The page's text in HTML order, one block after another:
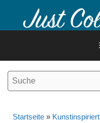
Inhalt
Startseite » Kunstinspiriert